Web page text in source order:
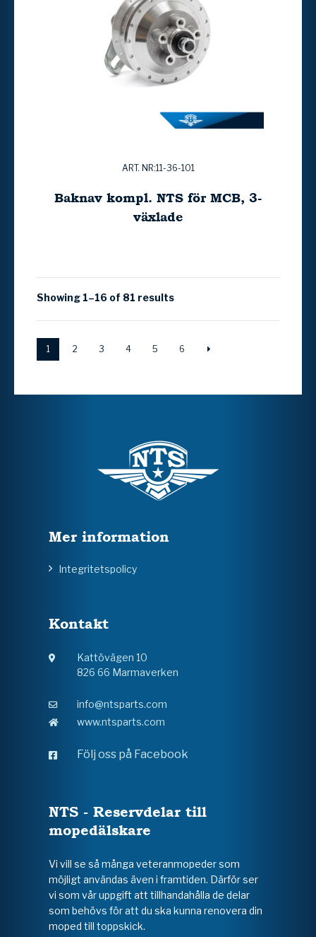
ART. NR:11-36-101
Baknav kompl. NTS för MCB, 3-
växlade
Showing 1–16 of 81 results
1 2 3 4 5 6
Mer information
Integritetspolicy
Kontakt
Kattövägen 10
826 66 Marmaverken
info@ntsparts.com
www.ntsparts.com
Följ oss på Facebook
NTS - Reservdelar till
mopedälskare
Vi vill se så många veteranmopeder som
möjligt användas även i framtiden. Därför ser
vi som vår uppgift att tillhandahålla de delar
som behövs för att du ska kunna renovera din
moped till toppskick.